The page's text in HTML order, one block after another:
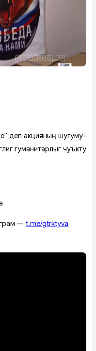
деп акцияның шугуму-
гуманитарлыг чуъкту
— t.me/gtrktyva